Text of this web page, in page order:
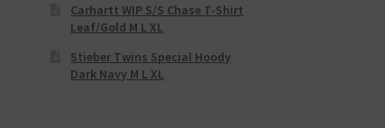
Carhartt WIP S/S Chase T-Shirt
Leaf/Gold M L XL
Stieber Twins Special Hoody
Dark Navy M L XL